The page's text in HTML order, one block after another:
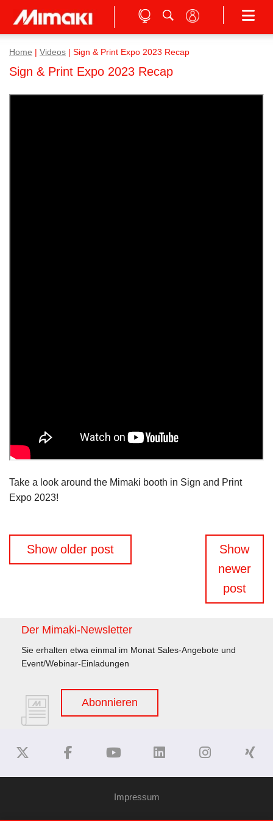
Home Videos Sign & Print Expo 2023 Recap
Sign & Print Expo 2023 Recap
Take a look around the Mimaki booth in Sign and Print
Expo 2023!
Beitragsnavigation
Show older post
Show
newer
post
Der Mimaki-Newsletter
Sie erhalten etwa einmal im Monat Sales-Angebote und
Event/Webinar-Einladungen
Abonnieren
Impressum